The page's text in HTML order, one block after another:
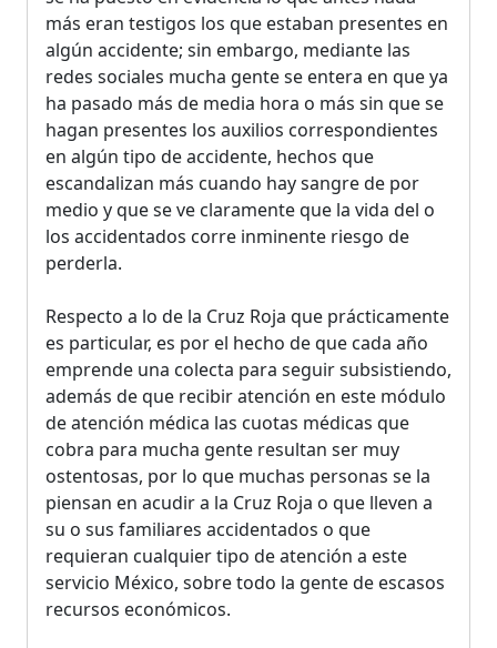
más eran testigos los que estaban presentes en
algún accidente; sin embargo, mediante las
redes sociales mucha gente se entera en que ya
ha pasado más de media hora o más sin que se
hagan presentes los auxilios correspondientes
en algún tipo de accidente, hechos que
escandalizan más cuando hay sangre de por
medio y que se ve claramente que la vida del o
los accidentados corre inminente riesgo de
perderla.
Respecto a lo de la Cruz Roja que prácticamente
es particular, es por el hecho de que cada año
emprende una colecta para seguir subsistiendo,
además de que recibir atención en este módulo
de atención médica las cuotas médicas que
cobra para mucha gente resultan ser muy
ostentosas, por lo que muchas personas se la
piensan en acudir a la Cruz Roja o que lleven a
su o sus familiares accidentados o que
requieran cualquier tipo de atención a este
servicio México, sobre todo la gente de escasos
recursos económicos.